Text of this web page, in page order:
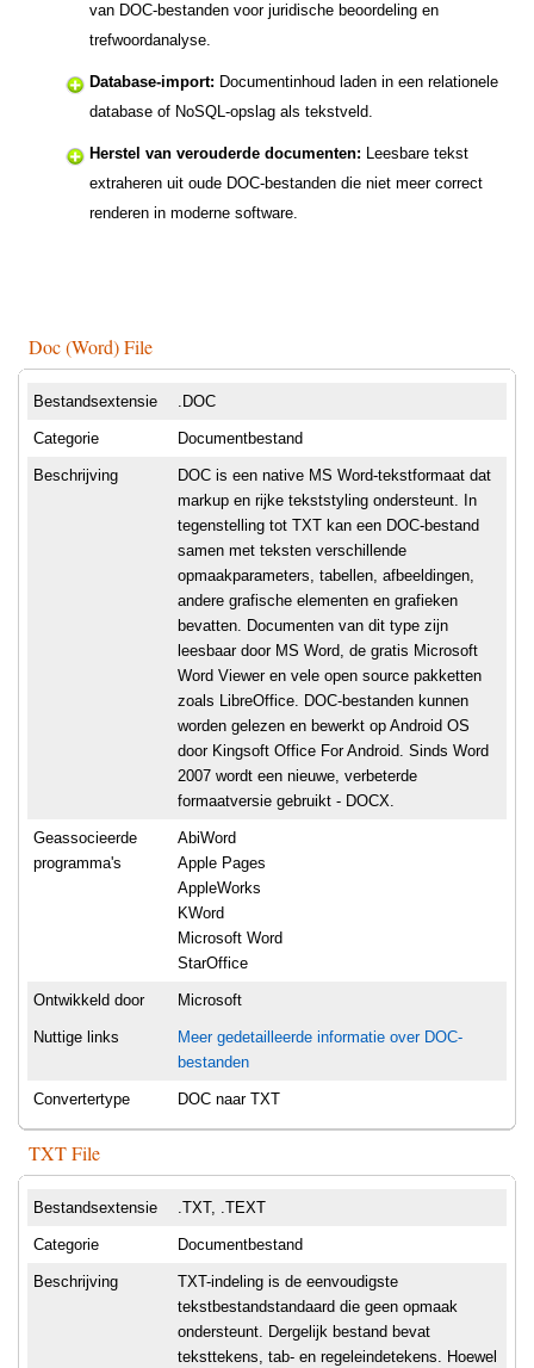
van DOC-bestanden voor juridische beoordeling en
trefwoordanalyse.
Database-import: Documentinhoud laden in een relationele
database of NoSQL-opslag als tekstveld.
Herstel van verouderde documenten: Leesbare tekst
extraheren uit oude DOC-bestanden die niet meer correct
renderen in moderne software.
Doc (Word) File
Bestandsextensie .DOC
Categorie Documentbestand
Beschrijving
DOC is een native MS Word-tekstformaat dat
markup en rijke tekststyling ondersteunt. In
tegenstelling tot TXT kan een DOC-bestand
samen met teksten verschillende
opmaakparameters, tabellen, afbeeldingen,
andere grafische elementen en grafieken
bevatten. Documenten van dit type zijn
leesbaar door MS Word, de gratis Microsoft
Word Viewer en vele open source pakketten
zoals LibreOffice. DOC-bestanden kunnen
worden gelezen en bewerkt op Android OS
door Kingsoft Office For Android. Sinds Word
2007 wordt een nieuwe, verbeterde
formaatversie gebruikt - DOCX.
Geassocieerde
programma's
AbiWord
Apple Pages
AppleWorks
KWord
Microsoft Word
StarOffice
Ontwikkeld door Microsoft
Nuttige links
Meer gedetailleerde informatie over DOC-
bestanden
Convertertype DOC naar TXT
TXT File
Bestandsextensie .TXT, .TEXT
Categorie Documentbestand
Beschrijving
TXT-indeling is de eenvoudigste
tekstbestandstandaard die geen opmaak
ondersteunt. Dergelijk bestand bevat
teksttekens, tab- en regeleindetekens. Hoewel